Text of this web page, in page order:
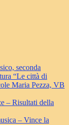
seconda
“Le città di
Maria Pezza, VB
– Risultati della
– Vince la